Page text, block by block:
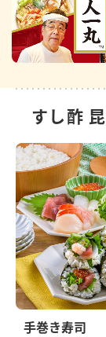
すし酢
手巻き寿司